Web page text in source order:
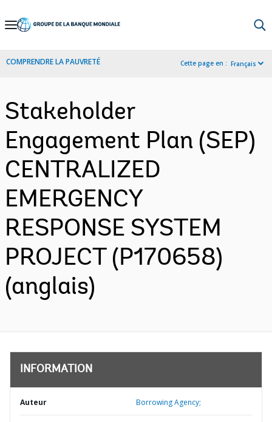
Skip
Navigation
COMPRENDRE LA PAUVRETÉ Cette page en : Français
Stakeholder
Engagement Plan (SEP)
CENTRALIZED
EMERGENCY
RESPONSE SYSTEM
PROJECT (P170658)
(anglais)
INFORMATION
Auteur Borrowing Agency;